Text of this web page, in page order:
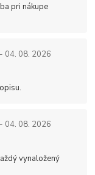
pri nákupe
- 04. 08. 2026
- 04. 08. 2026
vynaložený